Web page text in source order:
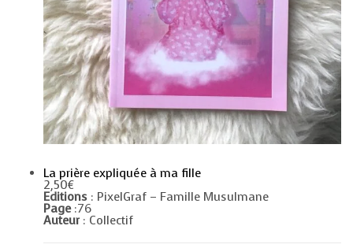
La prière expliquée à ma fille
2,50€
Editions : PixelGraf – Famille Musulmane
Page:76
Auteur : Collectif